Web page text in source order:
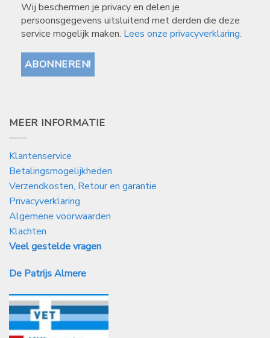
Wij beschermen je privacy en delen je
persoonsgegevens uitsluitend met derden die deze
service mogelijk maken. Lees onze privacyverklaring.
MEER INFORMATIE
Klantenservice
Betalingsmogelijkheden
Verzendkosten, Retour en garantie
Privacyverklaring
Algemene voorwaarden
Klachten
Veel gestelde vragen
De Patrijs Almere